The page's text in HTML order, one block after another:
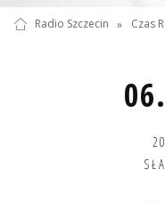
Radio Szczecin » Czas